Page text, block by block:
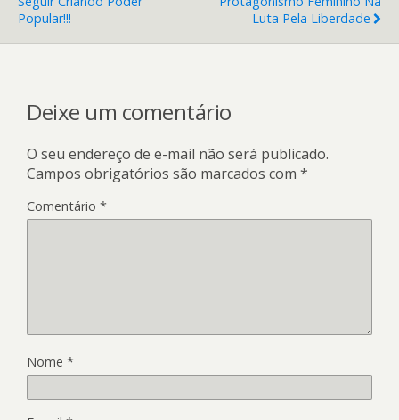
Popular!!!
Luta Pela Liberdade
Deixe um comentário
O seu endereço de e-mail não será publicado.
Campos obrigatórios são marcados com *
Comentário *
Nome *